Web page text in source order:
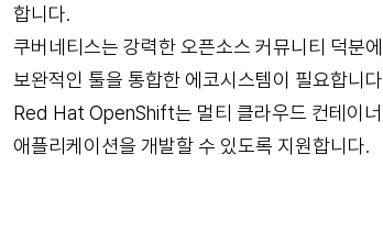
합니다.
쿠버네티스는 강력한 오픈소스 커뮤니티 덕분
보완적인 툴을 통합한 에코시스템이 필요합니
Red Hat OpenShift는 멀티 클라우드 컨테이
애플리케이션을 개발할 수 있도록 지원합니다.